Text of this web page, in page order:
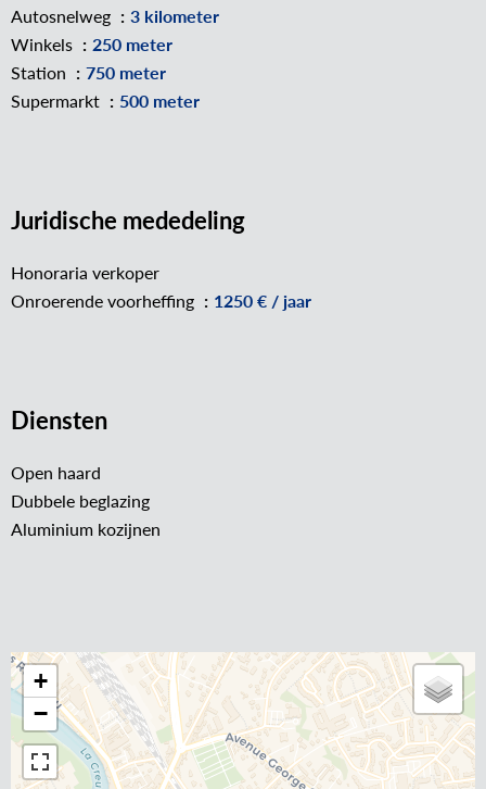
Autosnelweg
3 kilometer
Winkels
250 meter
Station
750 meter
Supermarkt
500 meter
Juridische mededeling
Honoraria verkoper
Onroerende voorheffing
1250 € / jaar
Diensten
Open haard
Dubbele beglazing
Aluminium kozijnen
+
−